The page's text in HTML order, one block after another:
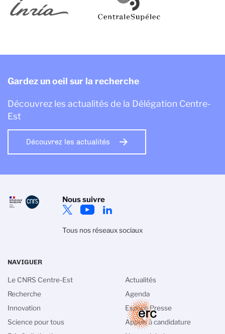
Gardez un oeil sur la recherche
Découvrez les actualités de la Délégation Centre-
Est
Découvrez les actualités
Nous suivre
Tous nos réseaux sociaux
NAVIGUER
Le CNRS Centre-Est
Recherche
Innovation
Science pour tous
Actualités
Agenda
Espace Presse
Appels à candidature